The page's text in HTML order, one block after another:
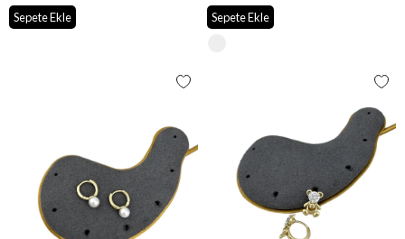
Sepete Ekle Sepete Ekle